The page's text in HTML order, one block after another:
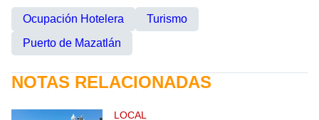
Ocupación Hotelera
Turismo
Puerto de Mazatlán
NOTAS RELACIONADAS
LOCAL